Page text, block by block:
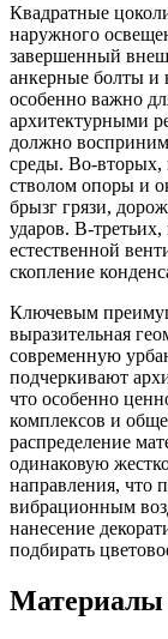
Квадратные
наружного
завершенный
анкерные болты и
особенно важно
архитектурными
должно
среды. Во-вторых,
стволом опоры и
брызг грязи,
ударов. В-третьих,
естественной
скопление
Ключевым
выразительная
современную
подчеркивают
что особенно
комплексов и
распределение
одинаковую
направления, что
вибрационным
нанесение
подбирать